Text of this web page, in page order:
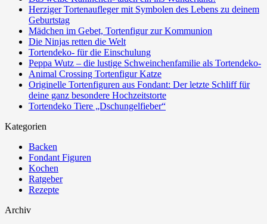
Herziger Tortenaufleger mit Symbolen des Lebens zu deinem
Geburtstag
Mädchen im Gebet, Tortenfigur zur Kommunion
Die Ninjas retten die Welt
Tortendeko- für die Einschulung
Peppa Wutz – die lustige Schweinchenfamilie als Tortendeko-
Animal Crossing Tortenfigur Katze
Originelle Tortenfiguren aus Fondant: Der letzte Schliff für
deine ganz besondere Hochzeitstorte
Tortendeko Tiere „Dschungelfieber“
Kategorien
Backen
Fondant Figuren
Kochen
Ratgeber
Rezepte
Archiv